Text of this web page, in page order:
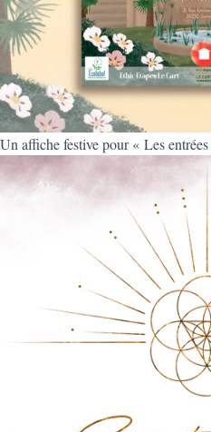
Un affiche festive pour « Les